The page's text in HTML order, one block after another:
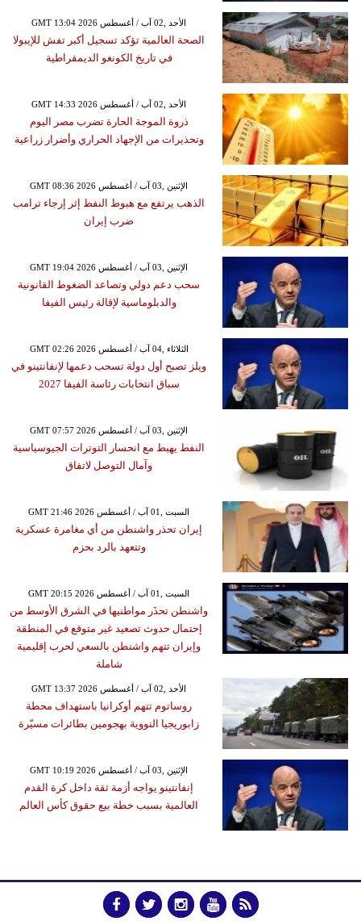
GMT 13:04 2026 الأحد ,02 آب / أغسطس
الصحة العالمية تؤكد تسجيل أكبر تفش للإيبولا
في تاريخ الكونغو الديمقراطية
GMT 14:33 2026 الأحد ,02 آب / أغسطس
ذروة الموجة الحارة تضرب مصر اليوم
وتحذيرات من الإجهاد الحراري وأضرار زراعية
GMT 08:36 2026 الإثنين ,03 آب / أغسطس
الذهب يرتفع مع هبوط النفط إثر إرجاء ترامب
ضرب إيران
GMT 19:04 2026 الإثنين ,03 آب / أغسطس
سحب دعم دولي وتصاعد الضغوط القانونية
والدبلوماسية لإقالة رئيس الفيفا
GMT 02:26 2026 الثلاثاء ,04 آب / أغسطس
ويلز تصبح أول دولة تسحب دعمها لإنفانتينو في
سباق انتخابات رئاسة الفيفا 2027
GMT 07:57 2026 الإثنين ,03 آب / أغسطس
النفط يهبط مع انحسار التوترات الجيوسياسية
وآمال التوصل لاتفاق
GMT 21:46 2026 السبت ,01 آب / أغسطس
إيران تحذر واشنطن من أي مغامرة عسكرية
وتتعهد بالرد بحزم
GMT 20:15 2026 السبت ,01 آب / أغسطس
واشنطن تحذَر مواطنيها في الشرق الأوسط من
إحتمال حدوث تصعيد غير متوقع في المنطقة
وإيران تتهم واشنطن بالسعي لحرب إقليمية
شاملة
GMT 13:37 2026 الأحد ,02 آب / أغسطس
روساتوم تتهم أوكرانيا باستهداف محطة
زابوريجيا النووية بهجومين بطائرات مسيّرة
GMT 10:19 2026 الإثنين ,03 آب / أغسطس
إنفانتينو يواجه أزمة ثقة داخل كرة القدم
العالمية بسبب خطة بيع حقوق كأس العالم